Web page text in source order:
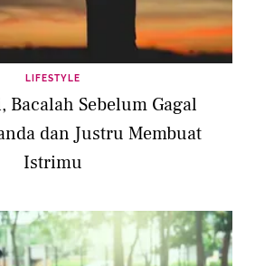
LIFESTYLE
Bacalah Sebelum Gagal
dan Justru Membuat
Istrimu